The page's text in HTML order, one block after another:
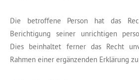
Die betroffene Person hat das
Berichtigung seiner unrichtigen
Dies beinhaltet ferner das Recht
Rahmen einer ergänzenden Erklärung